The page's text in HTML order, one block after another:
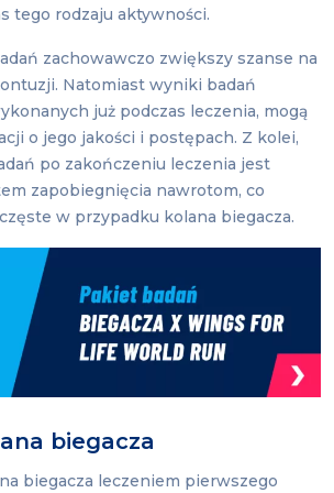
tego rodzaju aktywności.
zachowawczo zwiększy szanse na
Natomiast wyniki badań
już podczas leczenia, mogą
o jego jakości i postępach. Z kolei,
po zakończeniu leczenia jest
zapobiegnięcia nawrotom, co
w przypadku kolana biegacza.
biegacza
biegacza leczeniem pierwszego